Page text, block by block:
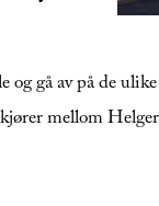
gå av på de
mellom